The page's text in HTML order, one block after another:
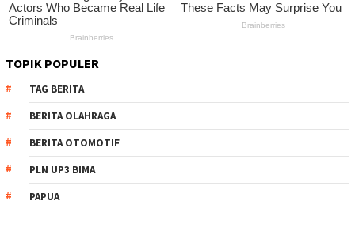
TOPIK POPULER
TAG BERITA
BERITA OLAHRAGA
BERITA OTOMOTIF
PLN UP3 BIMA
PAPUA